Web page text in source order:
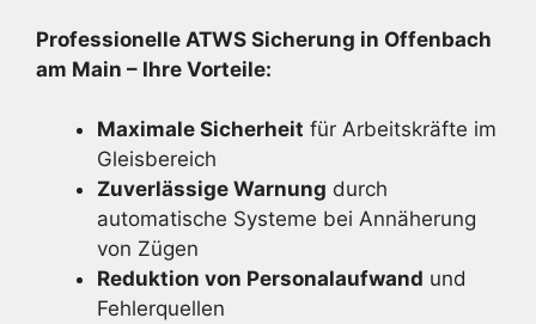
Professionelle ATWS Sicherung in Offenbach
am Main – Ihre Vorteile:
Maximale Sicherheit für Arbeitskräfte im
Gleisbereich
Zuverlässige Warnung durch
automatische Systeme bei Annäherung
von Zügen
Reduktion von Personalaufwand und
Fehlerquellen